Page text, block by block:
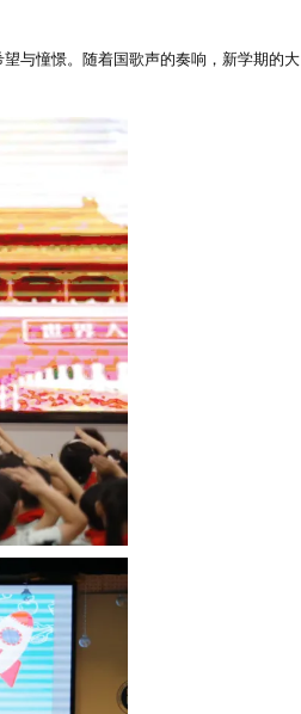
与憧憬。随着国歌声的奏响，新学期的大